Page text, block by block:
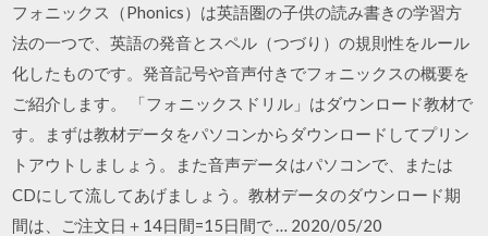
フォニックス（Phonics）は英語圏の子供の読み書きの学習方
法の一つで、英語の発音とスペル（つづり）の規則性をルール
化したものです。発音記号や音声付きでフォニックスの概要を
ご紹介します。 「フォニックスドリル」はダウンロード教材で
す。まずは教材データをパソコンからダウンロードしてプリン
トアウトしましょう。また音声データはパソコンで、または
CDにして流してあげましょう。教材データのダウンロード期
間は、ご注文日＋14日間=15日間で … 2020/05/20